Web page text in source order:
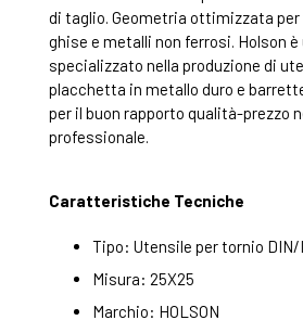
di taglio. Geometria ottimizzata
ghise e metalli non ferrosi. Holson
specializzato nella produzione di
placchetta in metallo duro e
per il buon rapporto qualità-prezzo
professionale.
Caratteristiche Tecniche
Tipo: Utensile per tornio DIN/
Misura: 25X25
Marchio: HOLSON